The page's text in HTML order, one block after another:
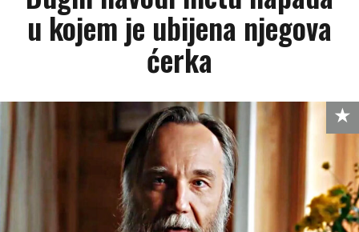
u kojem je ubijena njegova
ćerka